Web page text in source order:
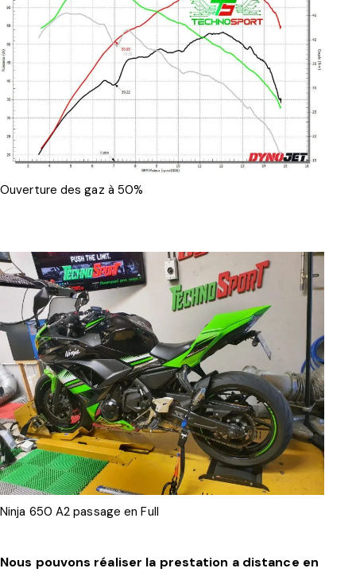
Ouverture des gaz à 50%
Ninja 650 A2 passage en Full
Nous pouvons réaliser la prestation a distance en